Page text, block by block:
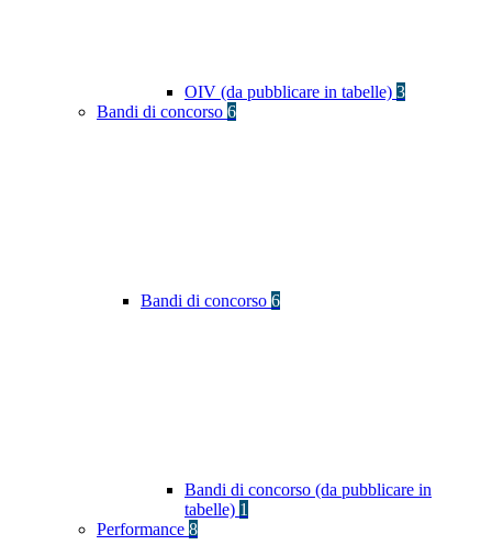
OIV (da pubblicare in tabelle) 3
Bandi di concorso 6
Bandi di concorso 6
Bandi di concorso (da pubblicare in
tabelle) 1
Performance 8